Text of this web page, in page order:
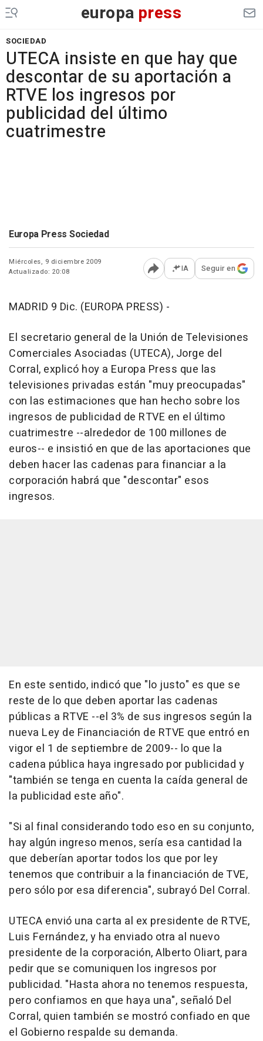
europa press
SOCIEDAD
UTECA insiste en que hay que
descontar de su aportación a
RTVE los ingresos por
publicidad del último
cuatrimestre
Europa Press Sociedad
Miércoles, 9 diciembre 2009
Actualizado: 20:08
Abrir opciones para
IA Seguir en
MADRID 9 Dic. (EUROPA PRESS) -
El secretario general de la Unión de Televisiones
Comerciales Asociadas (UTECA), Jorge del
Corral, explicó hoy a Europa Press que las
televisiones privadas están "muy preocupadas"
con las estimaciones que han hecho sobre los
ingresos de publicidad de RTVE en el último
cuatrimestre --alrededor de 100 millones de
euros-- e insistió en que de las aportaciones que
deben hacer las cadenas para financiar a la
corporación habrá que "descontar" esos
ingresos.
En este sentido, indicó que "lo justo" es que se
reste de lo que deben aportar las cadenas
públicas a RTVE --el 3% de sus ingresos según la
nueva Ley de Financiación de RTVE que entró en
vigor el 1 de septiembre de 2009-- lo que la
cadena pública haya ingresado por publicidad y
"también se tenga en cuenta la caída general de
la publicidad este año".
"Si al final considerando todo eso en su conjunto,
hay algún ingreso menos, sería esa cantidad la
que deberían aportar todos los que por ley
tenemos que contribuir a la financiación de TVE,
pero sólo por esa diferencia", subrayó Del Corral.
UTECA envió una carta al ex presidente de RTVE,
Luis Fernández, y ha enviado otra al nuevo
presidente de la corporación, Alberto Oliart, para
pedir que se comuniquen los ingresos por
publicidad. "Hasta ahora no tenemos respuesta,
pero confiamos en que haya una", señaló Del
Corral, quien también se mostró confiado en que
el Gobierno respalde su demanda.